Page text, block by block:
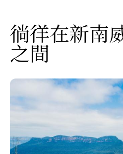
徜徉在新南
之間